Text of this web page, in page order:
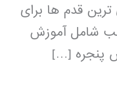
قدم ها برای
شامل آموزش
پنجره […]